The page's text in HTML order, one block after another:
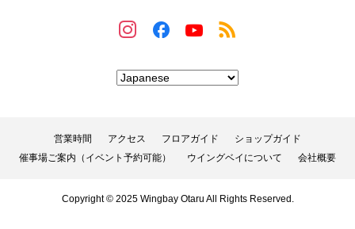
営業時間 アクセス フロアガイド
ショップガイド
催事場ご案内（イベント予約可能）
ウイングベイについて 会社概要
Copyright © 2025 Wingbay Otaru All Rights Reserved.